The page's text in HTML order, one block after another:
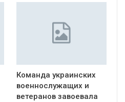
Команда украинских
военнослужащих и
ветеранов завоевала